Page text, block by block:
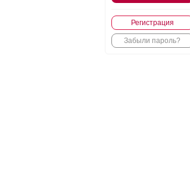
Регистрация
Забыли пароль?